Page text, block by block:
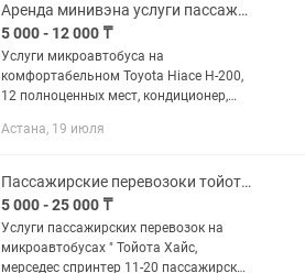
Аренда минивэна услуги пассажирские перевозки.
5 000 - 12 000 ₸
Услуги микроавтобуса на
комфортабельном Toyota Hiace H-200,
12 полноценных мест, кондиционер,
Пассажирские перевозки - по РК и СНГ.
Астана, 19 июля
Пассажирские перевозоки тойота хайс, мерседес спринтер, развозка, минивэн
5 000 - 25 000 ₸
Услуги пассажирских перевозок на
микроавтобусах " Тойота Хайс,
мерседес спринтер 11-20 пассажирских